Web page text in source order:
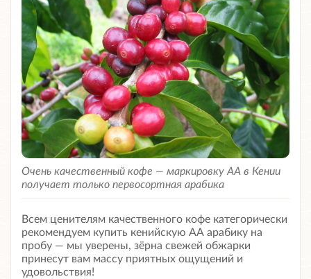
Очень качественный кофе — маркировку АА в Кении
получает только первосортная арабика
Всем ценителям качественного кофе категорически
рекомендуем купить кенийскую АА арабику на
пробу — мы уверены, зёрна свежей обжарки
принесут вам массу приятных ощущений и
удовольствия!